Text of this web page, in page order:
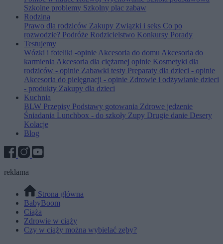
Szkolne problemy Szkolny plac zabaw
Rodzina
Prawo dla rodziców Zakupy Związki i seks Co po
rozwodzie? Podróże Rodzicielstwo Konkursy Porady
Testujemy
Wózki i foteliki -opinieAkcesoria do domu Akcesoria do
karmieniaAkcesoria dla ciężarnej opinie Kosmetyki dla
rodziców - opinie Zabawki testy Preparaty dla dzieci - opinie
Akcesoria do pielęgnacji - opinie Zdrowie i odżywianie dzieci
- produkty Zakupy dla dzieci
Kuchnia
BLW Przepisy Podstawy gotowania Zdrowe jedzenie
Śniadania Lunchbox - do szkoły Zupy Drugie danie Desery
Kolacje
Blog
reklama
Strona główna
BabyBoom
Ciąża
Zdrowie w ciąży
Czy w ciąży można wybielać zęby?